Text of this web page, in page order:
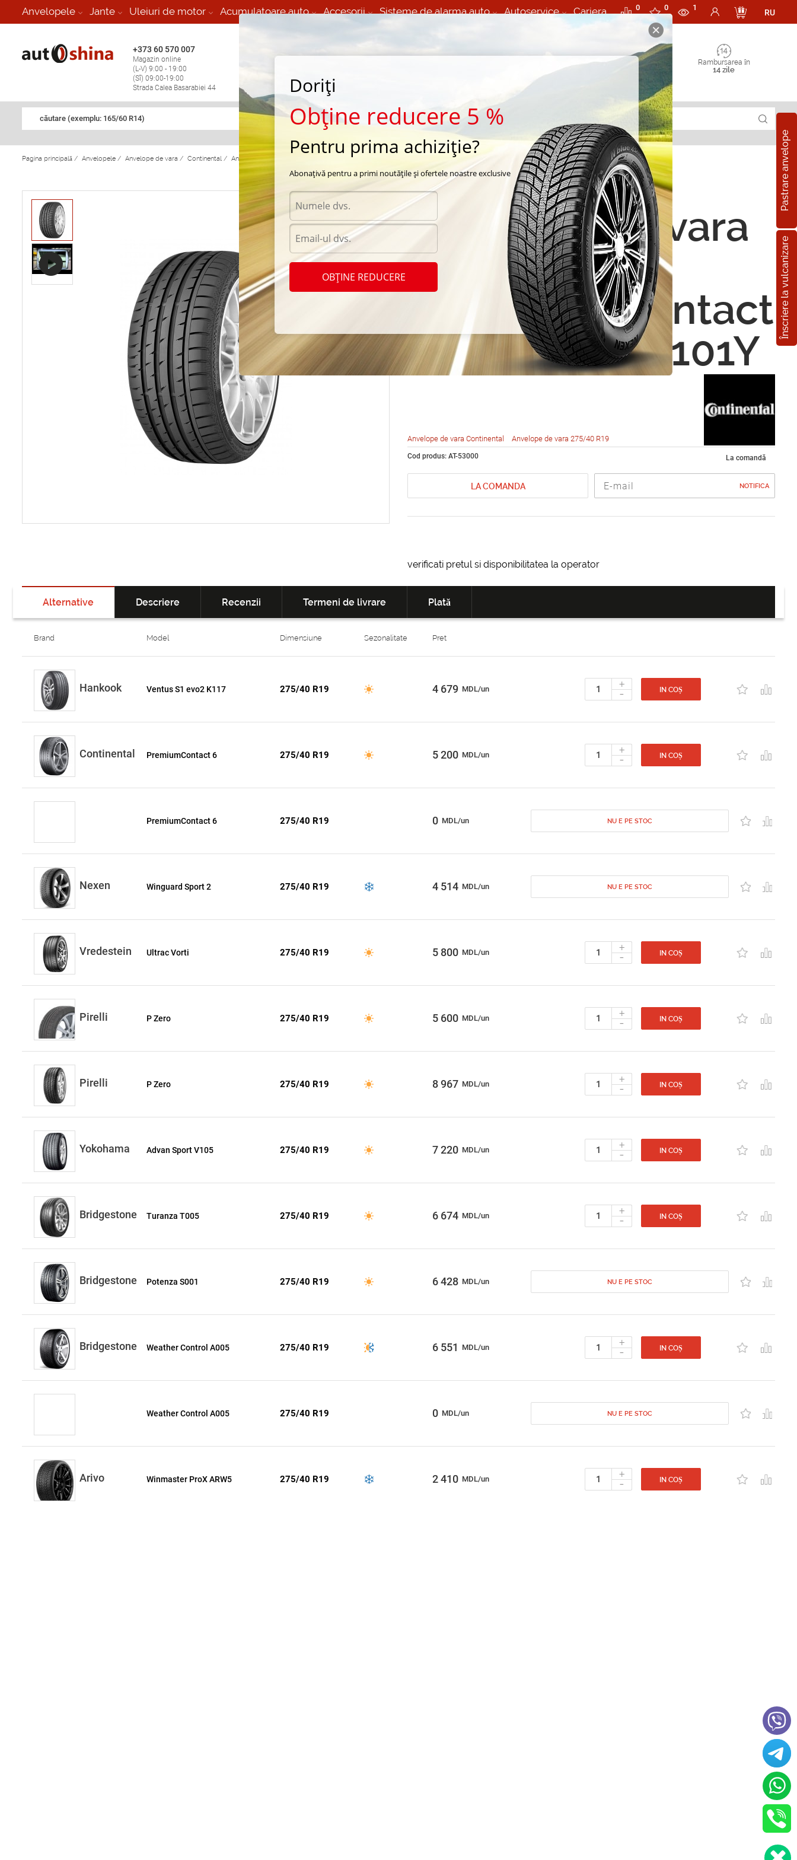
Anvelopele Jante Uleiuri de motor Acumulatoare auto Accesorii Sisteme de alarma auto Autoservice Cariera 0 0 1
RU
+373 60 570 007
Magazin online
(L-V) 9:00 - 19:00
(Sî) 09:00-19:00
Strada Calea Basarabiei 44
Vulcanizare Mobila 24/7 non
Rambursarea în
14 zile
căutare (exemplu: 165/60 R14)
Pastrare anvelope
Înscriere la vulcanizare
Pagina principală / Anvelopele / Anvelope de vara / Continental / Anvelope de vara Continental ContiSportContact 3 Continental ContiSportContact 3 275/40 R19 101Y
Anvelope de vara
Continental
ContiSportContact
3 275/40 R19 101Y
Anvelope de vara Continental Anvelope de vara 275/40 R19
Cod produs: AT-53000 La comandă
LA COMANDA NOTIFICA
verificati pretul si disponibilitatea la operator
Alternative Descriere Recenzii Termeni de livrare Plată
Brand Model Dimensiune Sezonalitate Pret
Hankook Ventus S1 evo2 K117 275/40 R19 4 679 MDL/un +
- IN COȘ
Continental PremiumContact 6 275/40 R19 5 200 MDL/un +
- IN COȘ
PremiumContact 6 275/40 R19 0 MDL/un NU E PE STOC
Nexen Winguard Sport 2 275/40 R19 4 514 MDL/un NU E PE STOC
Vredestein Ultrac Vorti 275/40 R19 5 800 MDL/un +
- IN COȘ
Pirelli P Zero 275/40 R19 5 600 MDL/un +
- IN COȘ
Pirelli P Zero 275/40 R19 8 967 MDL/un +
- IN COȘ
Yokohama Advan Sport V105 275/40 R19 7 220 MDL/un +
- IN COȘ
Bridgestone Turanza T005 275/40 R19 6 674 MDL/un +
- IN COȘ
Bridgestone Potenza S001 275/40 R19 6 428 MDL/un NU E PE STOC
Bridgestone Weather Control A005 275/40 R19 6 551 MDL/un +
- IN COȘ
Weather Control A005 275/40 R19 0 MDL/un NU E PE STOC
Arivo Winmaster ProX ARW5 275/40 R19 2 410 MDL/un +
- IN COȘ
Doriți
Obține reducere 5 %
Pentru prima achiziție?
Abonațivă pentru a primi noutățile și ofertele noastre exclusive
OBȚINE REDUCERE